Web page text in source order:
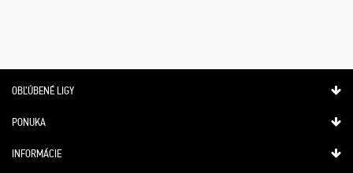
OBĽÚBENÉ LIGY
PONUKA
INFORMÁCIE